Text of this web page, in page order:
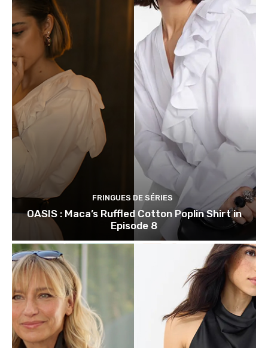
FRINGUES DE SÉRIES
OASIS : Maca’s Ruffled Cotton Poplin Shirt in
Episode 8